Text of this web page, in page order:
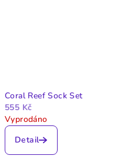
Coral Reef Sock Set
555 Kč
Vyprodáno
Detail